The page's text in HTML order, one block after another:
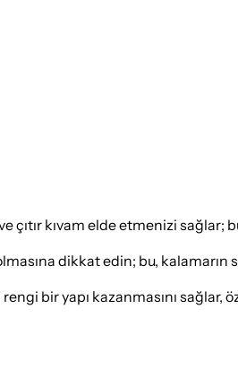
kıvam elde etmenizi sağlar;
dikkat edin; bu, kalamarın
bir yapı kazanmasını sağlar,